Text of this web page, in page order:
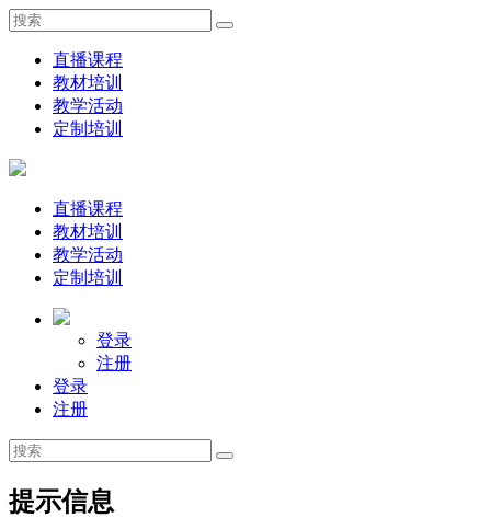
直播课程
教材培训
教学活动
定制培训
直播课程
教材培训
教学活动
定制培训
登录
注册
登录
注册
提示信息